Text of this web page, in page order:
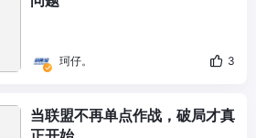
珂仔。 3
当联盟不再单点作战，破局才真